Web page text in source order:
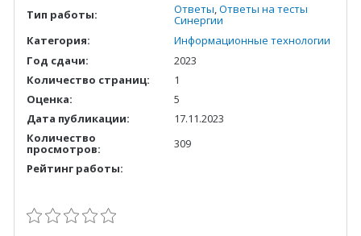
Тип работы:
Ответы,Ответы на тесты
Синергии
Категория:
Информационные технологии
Год сдачи:
2023
Количество страниц:
1
Оценка:
5
Дата публикации:
17.11.2023
Количество
просмотров:
309
Рейтинг работы: